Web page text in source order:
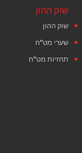
שוק ההון
שוק ההון
שערי מט"ח
תחזיות מט"ח